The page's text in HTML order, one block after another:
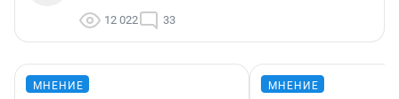
12 022 33
МНЕНИЕ МНЕНИЕ